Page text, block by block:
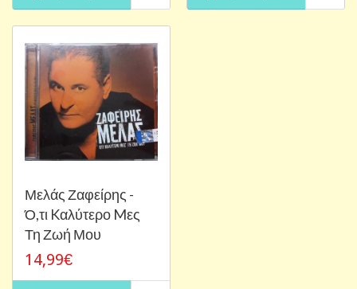
Μελάς Ζαφείρης -
Ό,τι Kαλύτερο Mες
Τη Ζωή Μου
14,99€